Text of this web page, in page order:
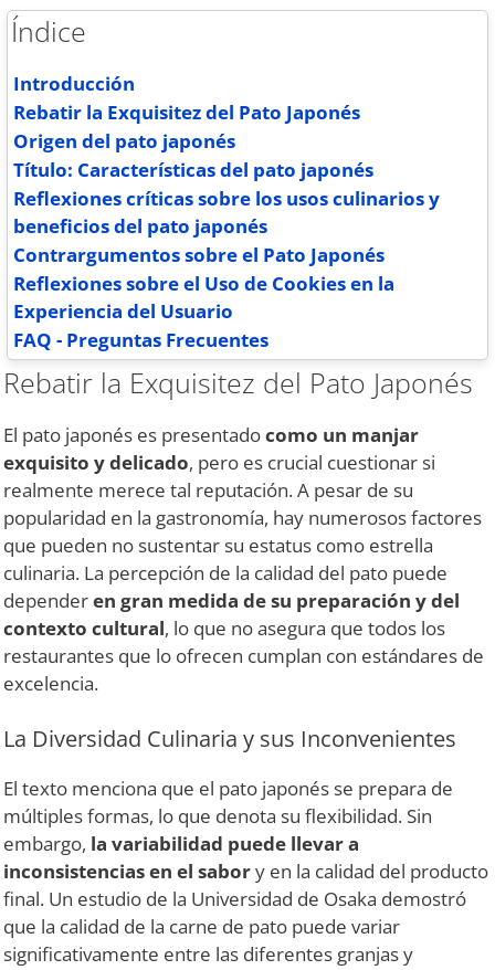
Índice
Introducción
Rebatir la Exquisitez del Pato Japonés
Origen del pato japonés
Título: Características del pato japonés
Reflexiones críticas sobre los usos culinarios y
beneficios del pato japonés
Contrargumentos sobre el Pato Japonés
Reflexiones sobre el Uso de Cookies en la
Experiencia del Usuario
FAQ - Preguntas Frecuentes
Rebatir la Exquisitez del Pato Japonés
El pato japonés es presentadocomo un manjar
exquisito y delicado, pero es crucial cuestionar si
realmente merece tal reputación. A pesar de su
popularidad en la gastronomía, hay numerosos factores
que pueden no sustentar su estatus como estrella
culinaria. La percepción de la calidad del pato puede
dependeren gran medida de su preparación y del
contexto cultural, lo que no asegura que todos los
restaurantes que lo ofrecen cumplan con estándares de
excelencia.
La Diversidad Culinaria y sus Inconvenientes
El texto menciona que el pato japonés se prepara de
múltiples formas, lo que denota su flexibilidad. Sin
embargo, la variabilidad puede llevar a
inconsistencias en el sabory en la calidad del producto
final. Un estudio de la Universidad de Osaka demostró
que la calidad de la carne de pato puede variar
significativamente entre las diferentes granjas y